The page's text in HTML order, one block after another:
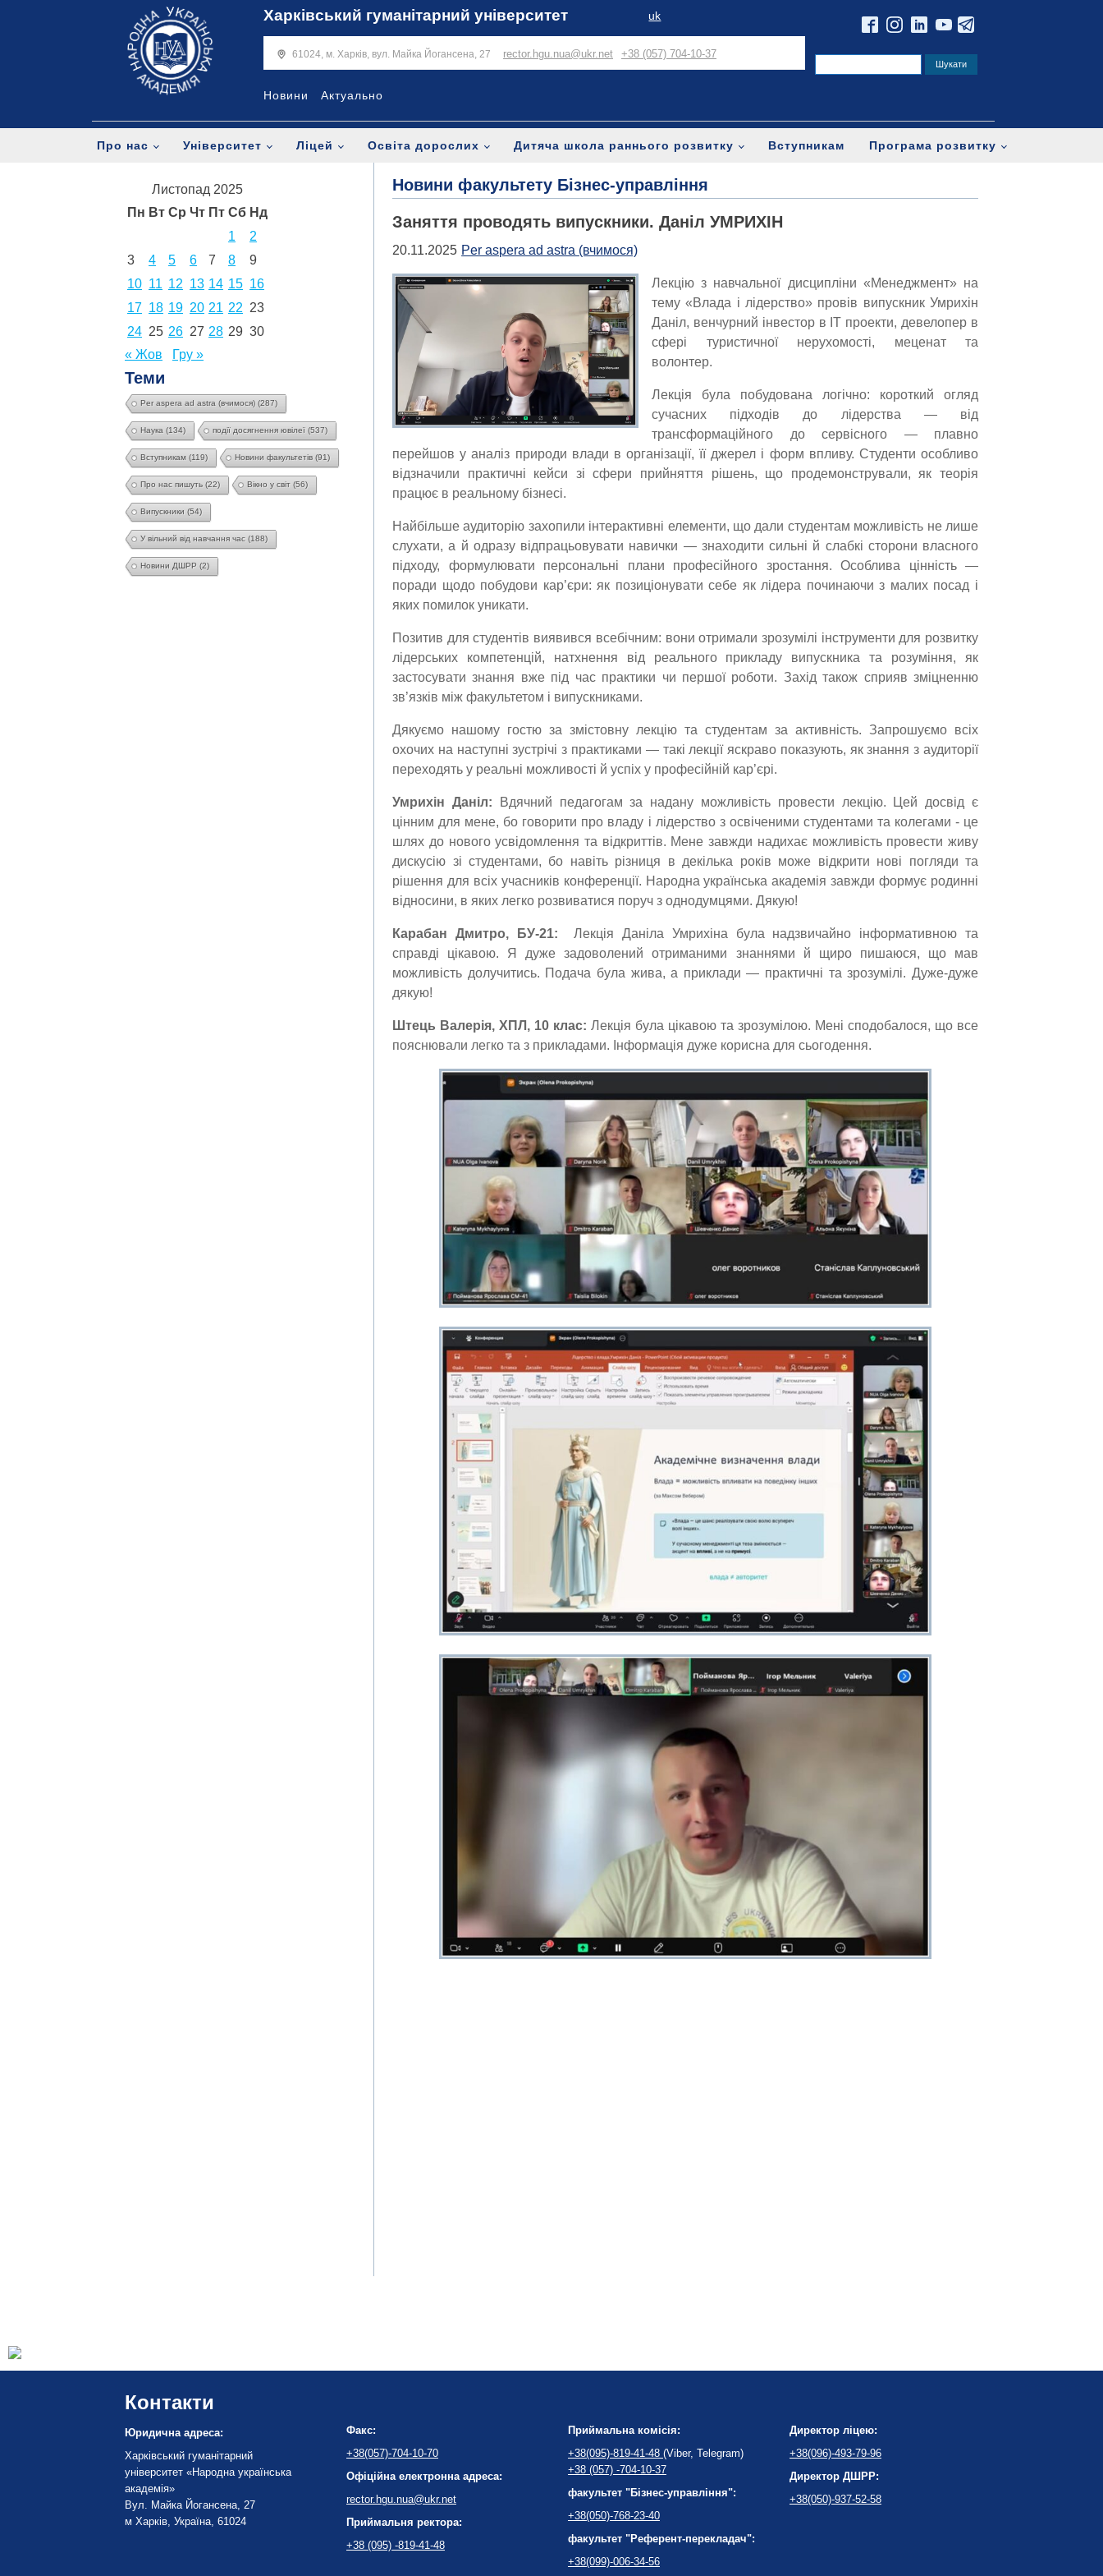
Харківський гуманітарний університет uk
61024, м. Харків, вул. Майка Йогансена, 27 rector.hgu.nua@ukr.net +38 (057) 704-10-37
Новини Актуально
Про нас Університет Ліцей Освіта дорослих Дитяча школа раннього розвитку Вступникам Програма розвитку
Листопад 2025
Пн Вт Ср Чт Пт Сб Нд
1
2
3
4 5 6 7 8
9
10 11 12 13 14 15 16
17 18 19 20 21 22 23
24 25 26 27 28 29 30
« Жов
Гру »
Теми
Per aspera ad astra (вчимося) (287)
Наука (134) події досягнення ювілеї (537)
Вступникам (119) Новини факультетів (91)
Про нас пишуть (22) Вікно у світ (56)
Випускники (54)
У вільний від навчання час (188)
Новини ДШРР (2)
Новини факультету Бізнес-управління
Заняття проводять випускники. Даніл УМРИХІН
20.11.2025 Per aspera ad astra (вчимося)
Лекцію з навчальної дисципліни «Менеджмент» на
тему «Влада і лідерство» провів випускник Умрихін
Даніл, венчурний інвестор в IT проекти, девелопер в
сфері туристичної нерухомості, меценат та
волонтер.
Лекція була побудована логічно: короткий огляд
сучасних підходів до лідерства — від
трансформаційного до сервісного — плавно
перейшов у аналіз природи влади в організації, її джерел і форм впливу. Студенти особливо
відзначили практичні кейси зі сфери прийняття рішень, що продемонстрували, як теорія
працює в реальному бізнесі.
Найбільше аудиторію захопили інтерактивні елементи, що дали студентам можливість не лише
слухати, а й одразу відпрацьовувати навички — знаходити сильні й слабкі сторони власного
підходу, формулювати персональні плани професійного зростання. Особлива цінність —
поради щодо побудови кар’єри: як позиціонувати себе як лідера починаючи з малих посад і
яких помилок уникати.
Позитив для студентів виявився всебічним: вони отримали зрозумілі інструменти для розвитку
лідерських компетенцій, натхнення від реального прикладу випускника та розуміння, як
застосувати знання вже під час практики чи першої роботи. Захід також сприяв зміцненню
зв’язків між факультетом і випускниками.
Дякуємо нашому гостю за змістовну лекцію та студентам за активність. Запрошуємо всіх
охочих на наступні зустрічі з практиками — такі лекції яскраво показують, як знання з аудиторії
переходять у реальні можливості й успіх у професійній кар’єрі.
Умрихін Даніл: Вдячний педагогам за надану можливість провести лекцію. Цей досвід є
цінним для мене, бо говорити про владу і лідерство з освіченими студентами та колегами - це
шлях до нового усвідомлення та відкриттів. Мене завжди надихає можливість провести живу
дискусію зі студентами, бо навіть різниця в декілька років може відкрити нові погляди та
рішення для всіх учасників конференції. Народна українська академія завжди формує родинні
відносини, в яких легко розвиватися поруч з однодумцями. Дякую!
Карабан Дмитро, БУ-21: Лекція Даніла Умрихіна була надзвичайно інформативною та
справді цікавою. Я дуже задоволений отриманими знаннями й щиро пишаюся, що мав
можливість долучитись. Подача була жива, а приклади — практичні та зрозумілі. Дуже-дуже
дякую!
Штець Валерія, ХПЛ, 10 клас: Лекція була цікавою та зрозумілою. Мені сподобалося, що все
пояснювали легко та з прикладами. Інформація дуже корисна для сьогодення.
Контакти
Юридична адреса:
Харківський гуманітарний
університет «Народна українська
академія»
Вул. Майка Йогансена, 27
м Харків, Україна, 61024
Факс:
+38(057)-704-10-70
Офіційна електронна адреса:
rector.hgu.nua@ukr.net
Приймальня ректора:
+38 (095) -819-41-48
Приймальна комісія:
+38(095)-819-41-48 (Viber, Telegram)
+38 (057) -704-10-37
факультет "Бізнес-управління":
+38(050)-768-23-40
факультет "Референт-перекладач":
+38(099)-006-34-56
Директор ліцею:
+38(096)-493-79-96
Директор ДШРР:
+38(050)-937-52-58